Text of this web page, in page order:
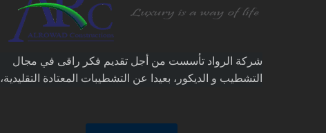
شركة الرواد تأسست من أجل تقديم فكر راقى في مجال
التشطيب و الديكور، بعيدا عن التشطيبات المعتادة التقليدية،